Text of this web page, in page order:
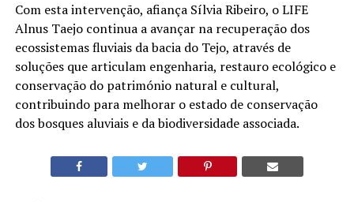
Com esta intervenção, afiança Sílvia Ribeiro, o LIFE
Alnus Taejo continua a avançar na recuperação dos
ecossistemas fluviais da bacia do Tejo, através de
soluções que articulam engenharia, restauro ecológico e
conservação do património natural e cultural,
contribuindo para melhorar o estado de conservação
dos bosques aluviais e da biodiversidade associada.